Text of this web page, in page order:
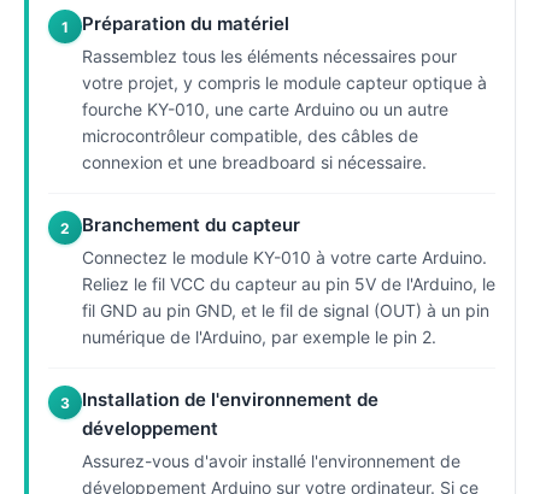
1 Préparation du matériel
Rassemblez tous les éléments nécessaires pour
votre projet, y compris le module capteur optique à
fourche KY-010, une carte Arduino ou un autre
microcontrôleur compatible, des câbles de
connexion et une breadboard si nécessaire.
2 Branchement du capteur
Connectez le module KY-010 à votre carte Arduino.
Reliez le fil VCC du capteur au pin 5V de l'Arduino, le
fil GND au pin GND, et le fil de signal (OUT) à un pin
numérique de l'Arduino, par exemple le pin 2.
3
Installation de l'environnement de
développement
Assurez-vous d'avoir installé l'environnement de
développement Arduino sur votre ordinateur. Si ce